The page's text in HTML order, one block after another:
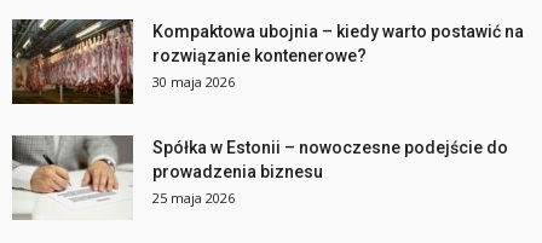
Kompaktowa ubojnia – kiedy warto postawić na
rozwiązanie kontenerowe?
30 maja 2026
Spółka w Estonii – nowoczesne podejście do
prowadzenia biznesu
25 maja 2026